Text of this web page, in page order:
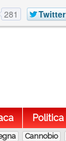
281 Twitter
Politica
Cannobio